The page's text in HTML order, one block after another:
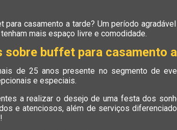
casamento a tarde? Um período
mais espaço livre e comodidade.
sobre buffet para casamento
de 25 anos presente no segmento de
e especiais.
a realizar o desejo de uma festa dos
e atenciosos, além de serviços